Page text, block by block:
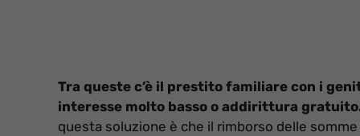
Tra queste c’è il prestito familiare con i
interesse molto basso o addirittura
questa soluzione è che il rimborso delle